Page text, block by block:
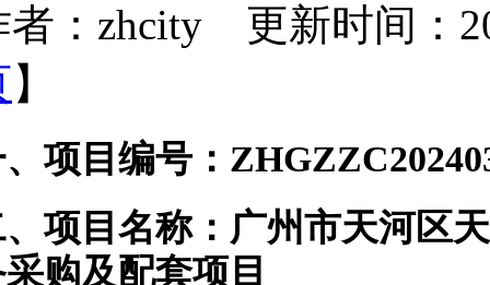
者：zhcity 更新时间：
】
项目编号：
项目名称： 广州市天河区
购及配套项目